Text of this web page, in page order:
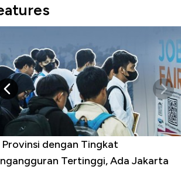
Provinsi dengan Tingkat
Tertinggi, Ada Jakarta